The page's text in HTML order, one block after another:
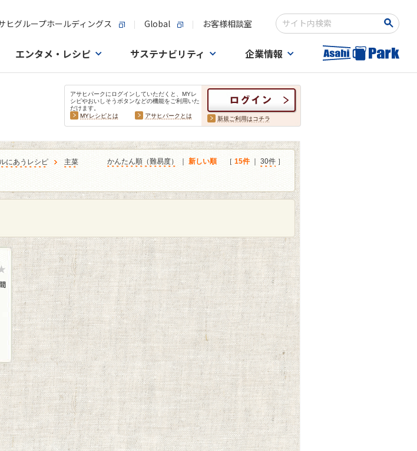
ヒグループホールディングス Global お客様相談室
検索キーワード入力
エンタメ・レシピ サステナビリティ 企業情報
アサヒパークにログインしていただくと、MYレ
シピやおいしそうボタンなどの機能をご利用いた
だけます。
MYレシピとは
アサヒパークとは 新規ご利用はコチラ
にあうレシピ
主菜
かんたん順（難易度） 新しい順 ［ 15件｜ 30件 ］